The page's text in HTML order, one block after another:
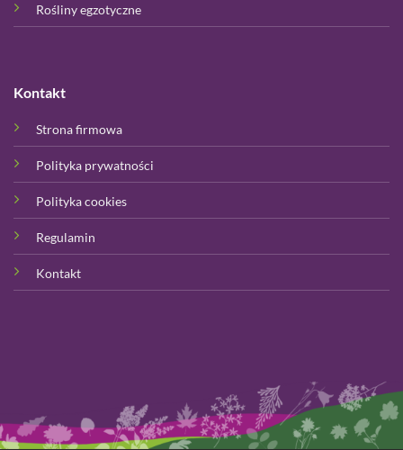
Rośliny egzotyczne
Kontakt
Strona firmowa
Polityka prywatności
Polityka cookies
Regulamin
Kontakt